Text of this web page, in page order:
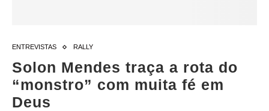
ENTREVISTAS RALLY
Solon Mendes traça a rota do
“monstro” com muita fé em
Deus